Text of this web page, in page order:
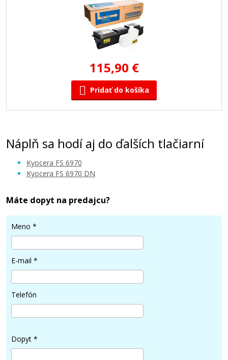
115,90 €
Pridať do košíka
Náplň sa hodí aj do ďalších tlačiarní
Kyocera FS 6970
Kyocera FS 6970 DN
Máte dopyt na predajcu?
Meno *
E-mail *
Telefón
Dopyt *